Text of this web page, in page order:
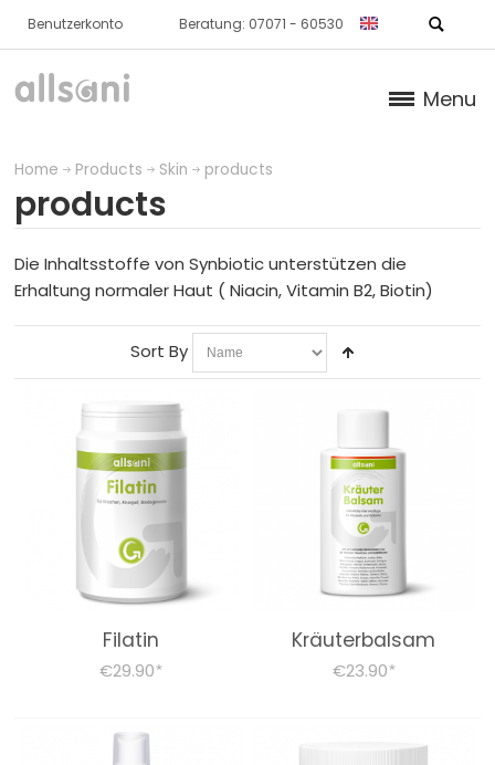
Benutzerkonto Beratung: 07071 - 60530
Menu
NORMAL CARTILAGE / BONE
SKIN
METABOLISM
NORMAL BLOOD / HEART
IMMUNE SYSTEM
FURTHER PRODUCTS
FOODSTUFF
Books (German)
Home Products Skin products
products
Die Inhaltsstoffe von Synbiotic unterstützen die
Erhaltung normaler Haut ( Niacin, Vitamin B2, Biotin)
Sort By
Filatin
€29.90*
Kräuterbalsam
€23.90*